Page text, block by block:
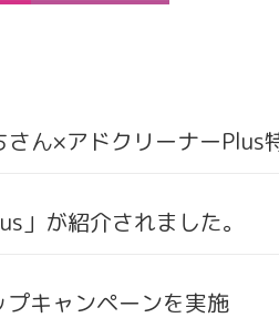
ん×アドクリーナーPlus
」が紹介されました。
キャンペーンを実施